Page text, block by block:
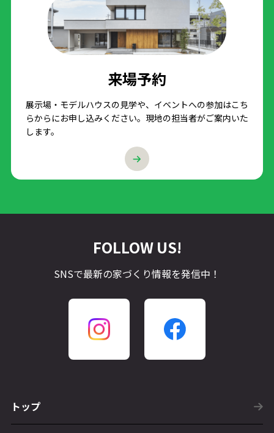
来場予約
展示場・モデルハウスの見学や、イベントへの参加はこち
らからにお申し込みください。現地の担当者がご案内いた
します。
FOLLOW US!
SNSで最新の家づくり情報を発信中！
トップ